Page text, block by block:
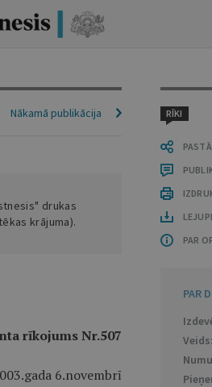
RĪKI
PAR
PAR
Veids:
Nākamā publikācija
drukas
krājuma).
rīkojums Nr.507
6.novembrī